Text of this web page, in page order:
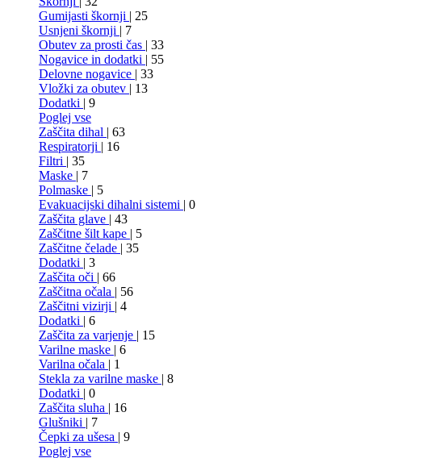
Gumijasti škornji | 25
Usnjeni škornji | 7
Obutev za prosti čas | 33
Nogavice in dodatki | 55
Delovne nogavice | 33
Vložki za obutev | 13
Dodatki | 9
Poglej vse
Zaščita dihal | 63
Respiratorji | 16
Filtri | 35
Maske | 7
Polmaske | 5
Evakuacijski dihalni sistemi | 0
Zaščita glave | 43
Zaščitne šilt kape | 5
Zaščitne čelade | 35
Dodatki | 3
Zaščita oči | 66
Zaščitna očala | 56
Zaščitni vizirji | 4
Dodatki | 6
Zaščita za varjenje | 15
Varilne maske | 6
Varilna očala | 1
Stekla za varilne maske | 8
Dodatki | 0
Zaščita sluha | 16
Glušniki | 7
Čepki za ušesa | 9
Poglej vse